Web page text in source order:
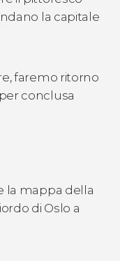
la capitale
faremo ritorno
conclusa
la mappa della
di Oslo a